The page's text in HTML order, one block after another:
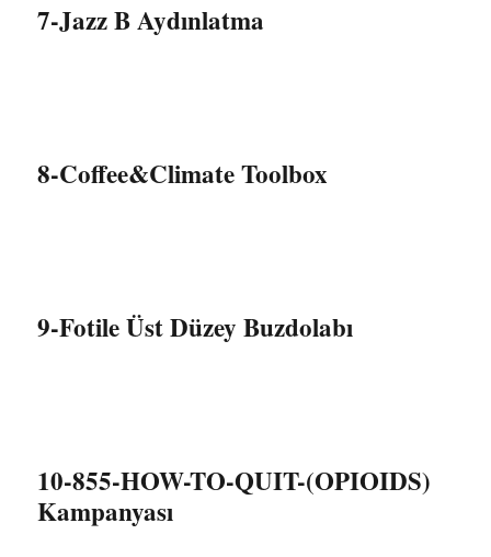
7-Jazz B Aydınlatma
8-Coffee&Climate Toolbox
9-Fotile Üst Düzey Buzdolabı
10-855-HOW-TO-QUIT-(OPIOIDS)
Kampanyası